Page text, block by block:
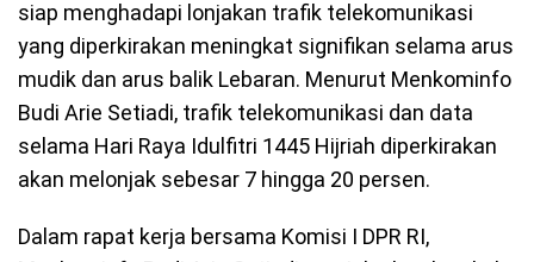
siap menghadapi lonjakan trafik telekomunikasi
yang diperkirakan meningkat signifikan selama arus
mudik dan arus balik Lebaran. Menurut Menkominfo
Budi Arie Setiadi, trafik telekomunikasi dan data
selama Hari Raya Idulfitri 1445 Hijriah diperkirakan
akan melonjak sebesar 7 hingga 20 persen.
Dalam rapat kerja bersama Komisi I DPR RI,